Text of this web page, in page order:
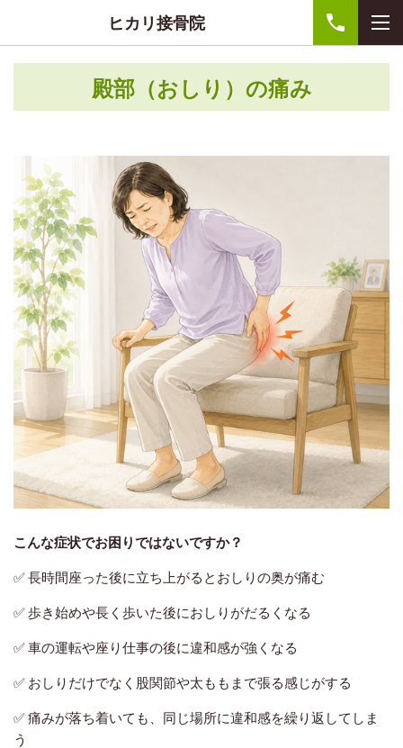
ヒカリ接骨院
殿部（おしり）の痛み
こんな症状でお困りではないですか？
✅ 長時間座った後に立ち上がるとおしりの奥が痛む
✅ 歩き始めや長く歩いた後におしりがだるくなる
✅ 車の運転や座り仕事の後に違和感が強くなる
✅ おしりだけでなく股関節や太ももまで張る感じがする
✅ 痛みが落ち着いても、同じ場所に違和感を繰り返してしま
う